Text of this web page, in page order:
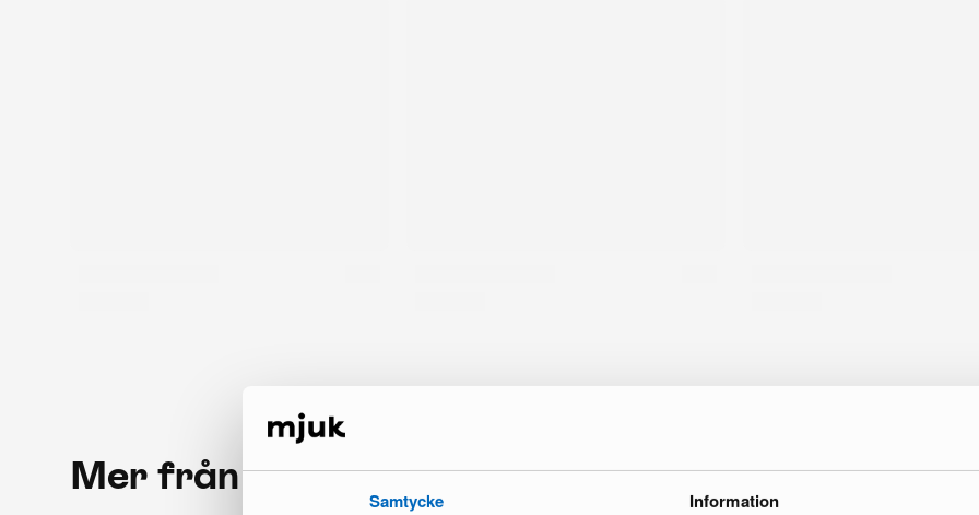
Samtycke Information
Mer från samma märke